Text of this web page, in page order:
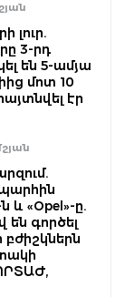
լուր.
3-րդ
են 5-ամյա
մոտ 10
էր
և «Opel»-ը.
գործել